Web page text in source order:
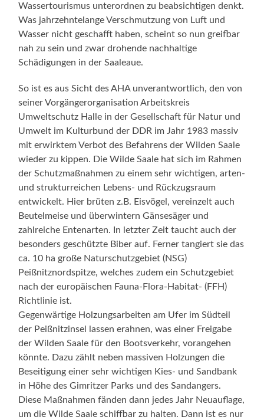
Wassertourismus unterordnen zu beabsichtigen denkt.
Was jahrzehntelange Verschmutzung von Luft und
Wasser nicht geschafft haben, scheint so nun greifbar
nah zu sein und zwar drohende nachhaltige
Schädigungen in der Saaleaue.
So ist es aus Sicht des AHA unverantwortlich, den von
seiner Vorgängerorganisation Arbeitskreis
Umweltschutz Halle in der Gesellschaft für Natur und
Umwelt im Kulturbund der DDR im Jahr 1983 massiv
mit erwirktem Verbot des Befahrens der Wilden Saale
wieder zu kippen. Die Wilde Saale hat sich im Rahmen
der Schutzmaßnahmen zu einem sehr wichtigen, arten-
und strukturreichen Lebens- und Rückzugsraum
entwickelt. Hier brüten z.B. Eisvögel, vereinzelt auch
Beutelmeise und überwintern Gänsesäger und
zahlreiche Entenarten. In letzter Zeit taucht auch der
besonders geschützte Biber auf. Ferner tangiert sie das
ca. 10 ha große Naturschutzgebiet (NSG)
Peißnitznordspitze, welches zudem ein Schutzgebiet
nach der europäischen Fauna-Flora-Habitat- (FFH)
Richtlinie ist.
Gegenwärtige Holzungsarbeiten am Ufer im Südteil
der Peißnitzinsel lassen erahnen, was einer Freigabe
der Wilden Saale für den Bootsverkehr, vorangehen
könnte. Dazu zählt neben massiven Holzungen die
Beseitigung einer sehr wichtigen Kies- und Sandbank
in Höhe des Gimritzer Parks und des Sandangers.
Diese Maßnahmen fänden dann jedes Jahr Neuauflage,
um die Wilde Saale schiffbar zu halten. Dann ist es nur